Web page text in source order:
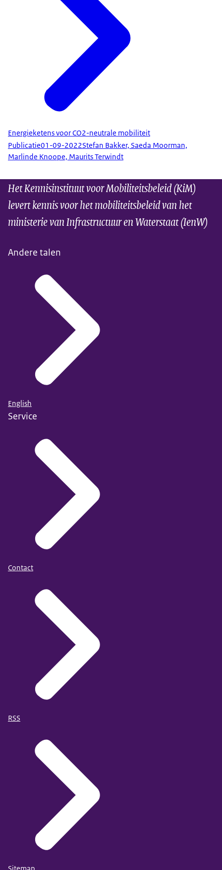
Energieketens voor CO2-neutrale mobiliteit
Publicatie01-09-2022Stefan Bakker, Saeda Moorman,
Marlinde Knoope, Maurits Terwindt
Het Kennisinstituut voor Mobiliteitsbeleid (KiM)
levert kennis voor het mobiliteitsbeleid van het
ministerie van Infrastructuur en Waterstaat (IenW)
Andere talen
English
Service
Contact
RSS